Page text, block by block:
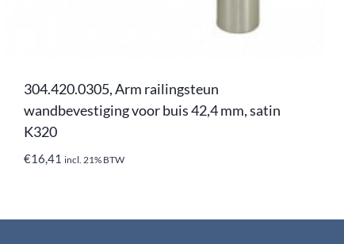
304.420.0305, Arm railingsteun
wandbevestiging voor buis 42,4 mm, satin
K320
€16,41 incl. 21% BTW